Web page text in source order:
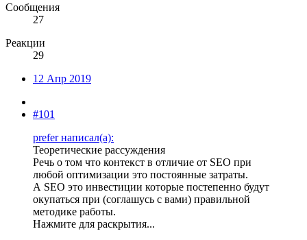
Сообщения
27
Реакции
29
12 Апр 2019
#101
prefer написал(а):
Теоретические рассуждения
Речь о том что контекст в отличие от SEO при
любой оптимизации это постоянные затраты.
А SEO это инвестиции которые постепенно будут
окупаться при (соглашусь с вами) правильной
методике работы.
Нажмите для раскрытия...